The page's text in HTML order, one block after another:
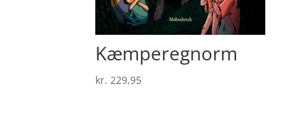
Kæmperegnorm
kr. 229,95